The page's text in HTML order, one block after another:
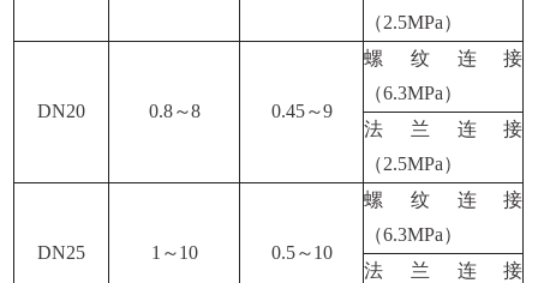
（2.5MPa）
DN20 0.8～8 0.45～9
螺纹连接
（6.3MPa）
法兰连接
（2.5MPa）
DN25 1 ～10 0.5～10
螺纹连接
（6.3MPa）
法兰连接